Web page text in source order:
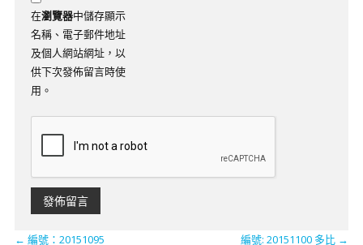
在瀏覽器中儲存顯示
名稱、電子郵件地址
及個人網站網址，以
供下次發佈留言時使
用。
← 編號：20151095 編號: 20151100 多比 →